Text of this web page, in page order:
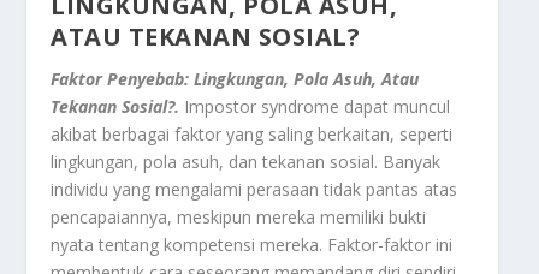
ATAU TEKANAN SOSIAL?
Faktor Penyebab: Lingkungan, Pola Asuh, Atau
Tekanan Sosial?. Impostor syndrome dapat muncul
akibat berbagai faktor yang saling berkaitan, seperti
lingkungan, pola asuh, dan tekanan sosial. Banyak
individu yang mengalami perasaan tidak pantas atas
pencapaiannya, meskipun mereka memiliki bukti
nyata tentang kompetensi mereka. Faktor-faktor ini